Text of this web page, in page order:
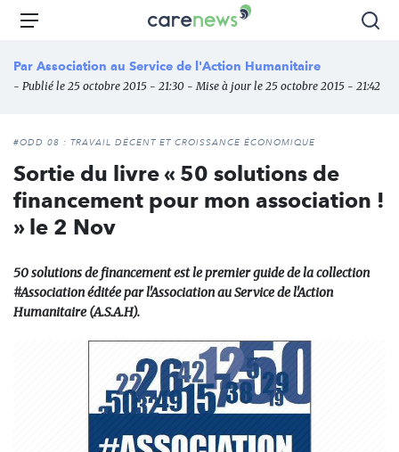
Aller
principal
Carenews,
média
des
l'engagement
Menu
Par Association au Service de l'Action Humanitaire
- Publié le 25 octobre 2015 - 21:30 - Mise à jour le 25 octobre 2015 - 21:42
#ODD 08 : TRAVAIL DÉCENT ET CROISSANCE ÉCONOMIQUE
Sortie du livre « 50 solutions de
financement pour mon association !
» le 2 Nov
50 solutions de financement est le premier guide de la collection
#Association éditée par l'Association au Service de l'Action
Humanitaire (A.S.A.H).